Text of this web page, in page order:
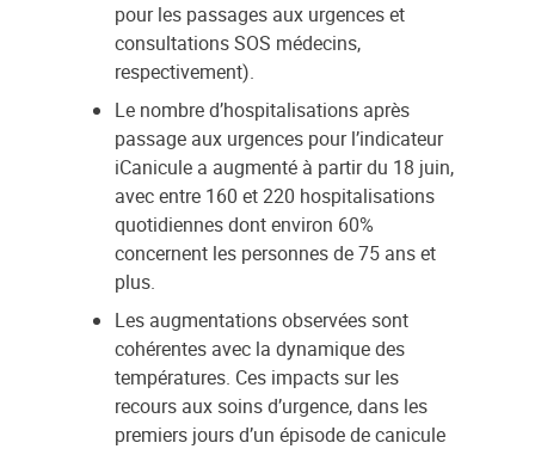
pour les passages aux urgences et
consultations SOS médecins,
respectivement).
Le nombre d’hospitalisations après
passage aux urgences pour l’indicateur
iCanicule a augmenté à partir du 18 juin,
avec entre 160 et 220 hospitalisations
quotidiennes dont environ 60%
concernent les personnes de 75 ans et
plus.
Les augmentations observées sont
cohérentes avec la dynamique des
températures. Ces impacts sur les
recours aux soins d’urgence, dans les
premiers jours d’un épisode de canicule